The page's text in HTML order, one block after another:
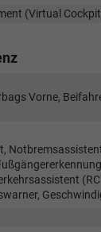
(Virtual
Vorne,